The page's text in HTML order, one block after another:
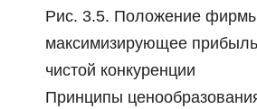
Рис. 3.5. Положение
максимизирующее
чистой конкуренции
Принципы